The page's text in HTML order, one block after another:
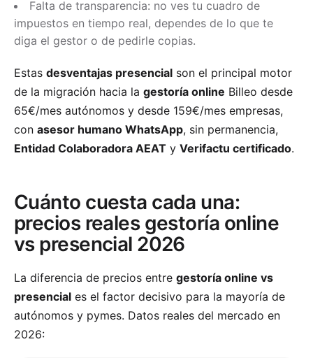
Falta de transparencia: no ves tu cuadro de
impuestos en tiempo real, dependes de lo que te
diga el gestor o de pedirle copias.
Estas desventajas presencial son el principal motor
de la migración hacia la gestoría online Billeo desde
65€/mes autónomos y desde 159€/mes empresas,
con asesor humano WhatsApp, sin permanencia,
Entidad Colaboradora AEAT y Verifactu certificado.
Cuánto cuesta cada una:
precios reales gestoría online
vs presencial 2026
La diferencia de precios entre gestoría online vs
presencial es el factor decisivo para la mayoría de
autónomos y pymes. Datos reales del mercado en
2026: